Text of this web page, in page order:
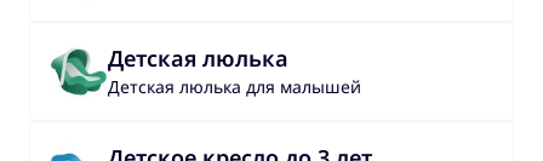
Детская люлька
Детская люлька для малышей